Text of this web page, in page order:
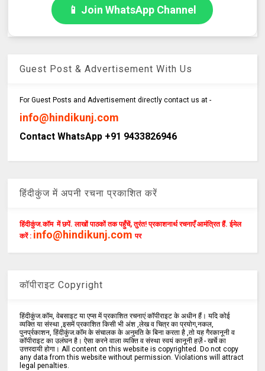
📱 Join WhatsApp Channel
Guest Post & Advertisement With Us
For Guest Posts and Advertisement directly contact us at -
info@hindikunj.com
Contact WhatsApp +91 9433826946
हिंदीकुंज में अपनी रचना प्रकाशित करें
हिंदीकुंज.कॉम में छपें. लाखों पाठकों तक पहुँचें, तुरंत! प्रकाशनार्थ रचनाएँ आमंत्रित हैं. ईमेल
करें : info@hindikunj.com पर
कॉपीराइट Copyright
हिंदीकुंज.कॉम, वेबसाइट या एप्स में प्रकाशित रचनाएं कॉपीराइट के अधीन हैं। यदि कोई
व्यक्ति या संस्था ,इसमें प्रकाशित किसी भी अंश ,लेख व चित्र का प्रयोग,नकल,
पुनर्प्रकाशन, हिंदीकुंज.कॉम के संचालक के अनुमति के बिना करता है ,तो यह गैरकानूनी व
कॉपीराइट का उलंघन है। ऐसा करने वाला व्यक्ति व संस्था स्वयं कानूनी हर्ज़े - खर्चे का
उत्तरदायी होगा। All content on this website is copyrighted. Do not copy
any data from this website without permission. Violations will attract
legal penalties.